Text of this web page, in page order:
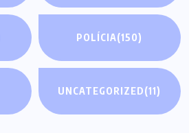
POLÍCIA(150)
UNCATEGORIZED(11)